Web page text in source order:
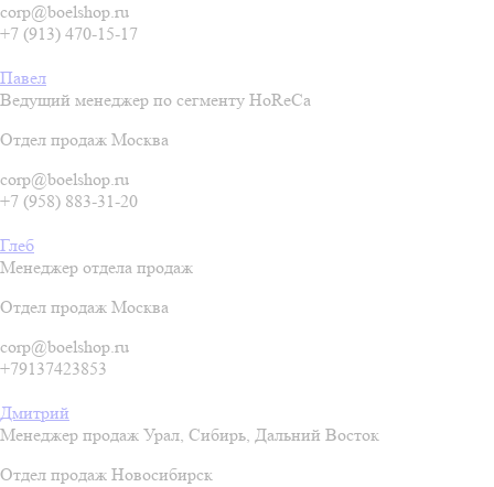
corp@boelshop.ru
+7 (913) 470-15-17
Павел
Ведущий менеджер по сегменту HoReCa
Отдел продаж Москва
corp@boelshop.ru
+7 (958) 883-31-20
Глеб
Менеджер отдела продаж
Отдел продаж Москва
corp@boelshop.ru
+79137423853
Дмитрий
Менеджер продаж Урал, Сибирь, Дальний Восток
Отдел продаж Новосибирск